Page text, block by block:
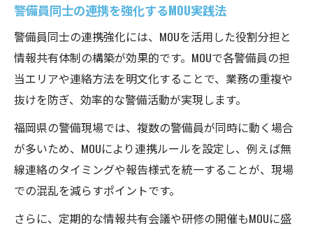
警備員同士の連携を強化するMOU実践法
警備員同士の連携強化には、MOUを活用した役割分担と
情報共有体制の構築が効果的です。MOUで各警備員の担
当エリアや連絡方法を明文化することで、業務の重複や
抜けを防ぎ、効率的な警備活動が実現します。
福岡県の警備現場では、複数の警備員が同時に動く場合
が多いため、MOUにより連携ルールを設定し、例えば無
線連絡のタイミングや報告様式を統一することが、現場
での混乱を減らすポイントです。
さらに、定期的な情報共有会議や研修の開催もMOUに盛